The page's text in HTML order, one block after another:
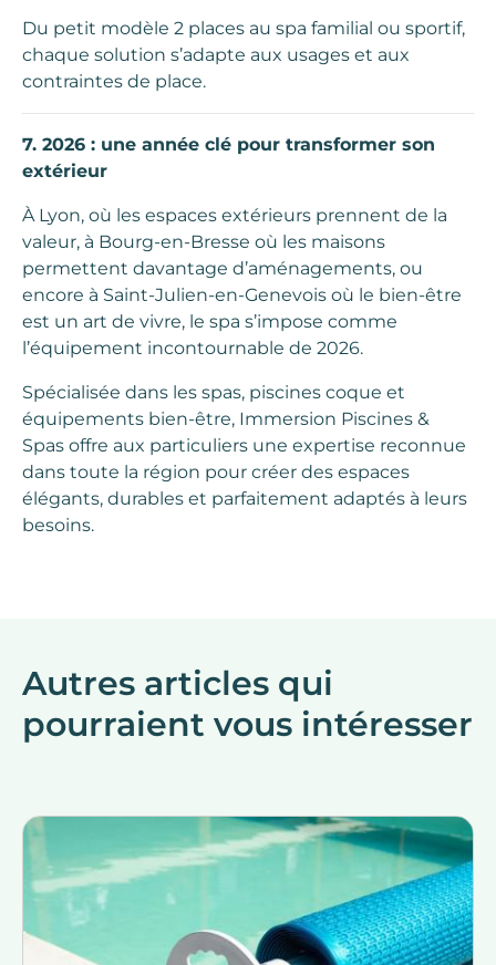
Du petit modèle 2 places au spa familial ou sportif,
chaque solution s’adapte aux usages et aux
contraintes de place.
7. 2026 : une année clé pour transformer son
extérieur
À Lyon, où les espaces extérieurs prennent de la
valeur, à Bourg-en-Bresse où les maisons
permettent davantage d’aménagements, ou
encore à Saint-Julien-en-Genevois où le bien-être
est un art de vivre, le spa s’impose comme
l’équipement incontournable de 2026.
Spécialisée dans les spas, piscines coque et
équipements bien-être, Immersion Piscines &
Spas offre aux particuliers une expertise reconnue
dans toute la région pour créer des espaces
élégants, durables et parfaitement adaptés à leurs
besoins.
Autres articles qui
pourraient vous intéresser